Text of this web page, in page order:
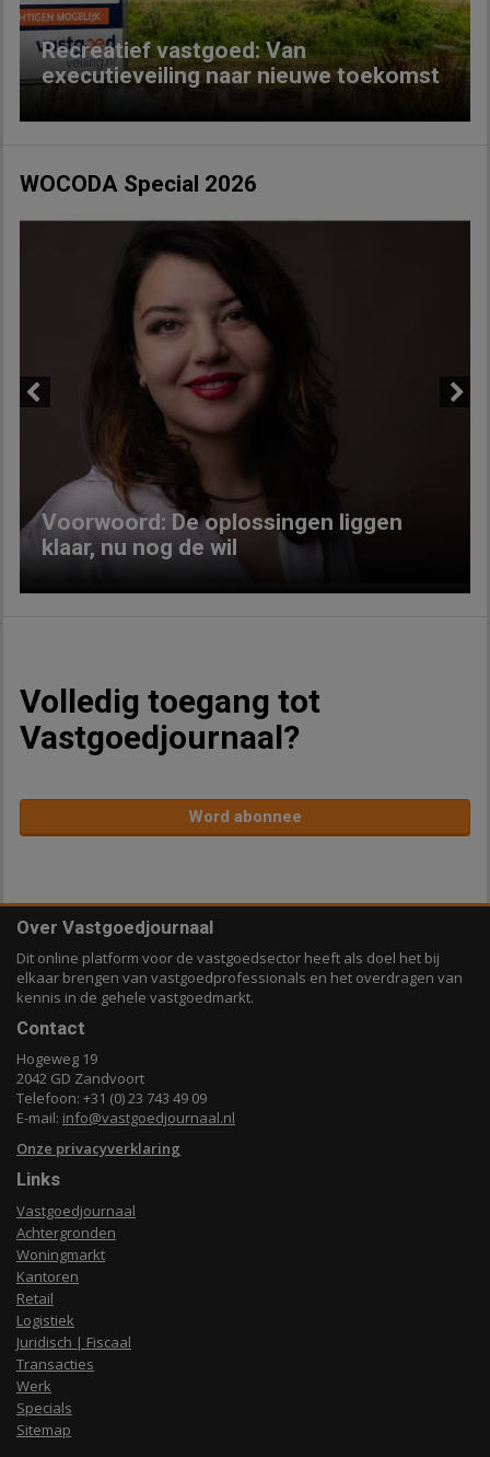
Recreatief vastgoed: Van
executieveiling naar nieuwe toekomst
WOCODA Special 2026
Voorwoord: De oplossingen liggen
klaar, nu nog de wil
Volledig toegang tot
Vastgoedjournaal?
Word abonnee
Over Vastgoedjournaal
Dit online platform voor de vastgoedsector heeft als doel het bij
elkaar brengen van vastgoedprofessionals en het overdragen van
kennis in de gehele vastgoedmarkt.
Contact
Hogeweg 19
2042 GD Zandvoort
Telefoon: +31 (0) 23 743 49 09
E-mail: info@vastgoedjournaal.nl
Onze privacyverklaring
Links
Vastgoedjournaal
Achtergronden
Woningmarkt
Kantoren
Retail
Logistiek
Juridisch | Fiscaal
Transacties
Werk
Specials
Sitemap